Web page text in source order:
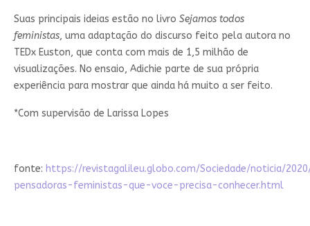
Suas principais ideias estão no livro Sejamos todos
feministas, uma adaptação do discurso feito pela autora no
TEDx Euston, que conta com mais de 1,5 milhão de
visualizações. No ensaio, Adichie parte de sua própria
experiência para mostrar que ainda há muito a ser feito.
*Com supervisão de Larissa Lopes
fonte: https://revistagalileu.globo.com/Sociedade/noticia/
pensadoras-feministas-que-voce-precisa-conhecer.html